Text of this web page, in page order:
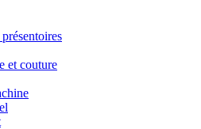
et couture